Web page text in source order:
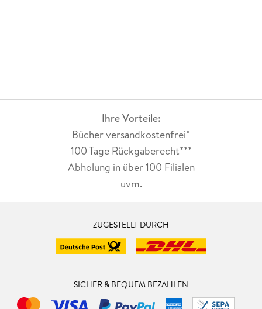
Ihre Vorteile:
Bücher versandkostenfrei*
100 Tage Rückgaberecht***
Abholung in über 100 Filialen
uvm.
ZUGESTELLT DURCH
SICHER & BEQUEM BEZAHLEN